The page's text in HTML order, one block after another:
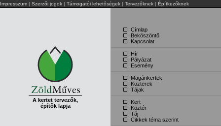
Impresszum | Szerzői jogok | Támogatói lehetőségek | Tervezőknek | Építkezőknek
A kertet tervezők,
építők lapja
Címlap
Beköszöntő
Kapcsolat
Hír
Pályázat
Esemény
Magánkertek
Közterek
Tájak
Kert
Köztér
Táj
Cikkek téma szerint